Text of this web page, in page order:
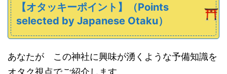
【オタッキーポイント】 （Points
selected by Japanese Otaku）
あなたが この神社に興味が湧くような予備知識を
オタク視点でご紹介します